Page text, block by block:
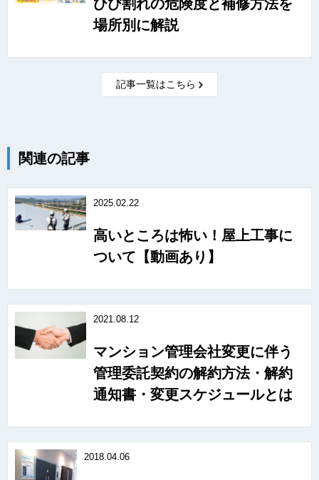
ひび割れの危険度と補修方法を
場所別に解説
記事一覧はこちら
関連の記事
2025.02.22
高いところは怖い！屋上工事に
ついて【動画あり】
2021.08.12
マンション管理会社変更に伴う
管理委託契約の解約方法・解約
通知書・変更スケジュールとは
2018.04.06